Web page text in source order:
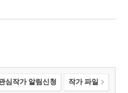
심작가 알림신청 작가 파일